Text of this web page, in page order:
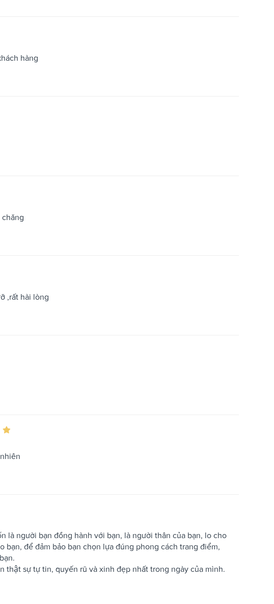
hàng
,rất hài lòng
là người bạn đồng hành với bạn, là người thân của bạn, lo cho
bạn, để đảm bảo bạn chọn lựa đúng phong cách trang điểm,
thật sự tự tin, quyến rũ và xinh đẹp nhất trong ngày của mình.